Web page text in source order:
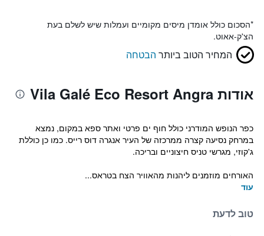
*הסכום כולל אומדן מיסים מקומיים ועמלות שיש לשלם בעת
הצ'ק-אאוט.
המחיר הטוב ביותר הבטחה
אודות Vila Galé Eco Resort Angra
כפר הנופש המודרני כולל חוף ים פרטי ואתר ספא במקום, נמצא
במרחק נסיעה קצרה ממרכזה של העיר אנגרה דוס רייס. כמו כן כוללת
ג'קוזי, מגרשי טניס חיצוניים ובריכה.
האורחים מוזמנים ליהנות מהאוויר הצח בטראס...
עוד
טוב לדעת